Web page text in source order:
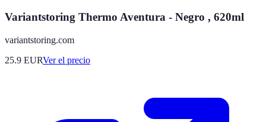
Variantstoring Thermo Aventura - Negro , 620ml
variantstoring.com
25.9 EURVer el precio